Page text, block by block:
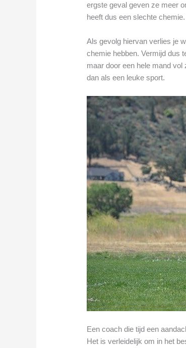
ergste geval geven ze meer
heeft dus een slechte chemie.
Als gevolg hiervan verlies je
chemie hebben. Vermijd dus
maar door een hele mand vol
dan als een leuke sport.
Een coach die tijd een
Het is verleidelijk om in het